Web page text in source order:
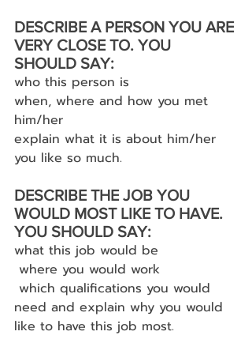
DESCRIBE A PERSON YOU ARE
VERY CLOSE TO. YOU
SHOULD SAY:
who this person is
when, where and how you met
him/her
explain what it is about him/her
you like so much.
DESCRIBE THE JOB YOU
WOULD MOST LIKE TO HAVE.
YOU SHOULD SAY:
what this job would be
where you would work
need and explain why you would
like to have this job most.